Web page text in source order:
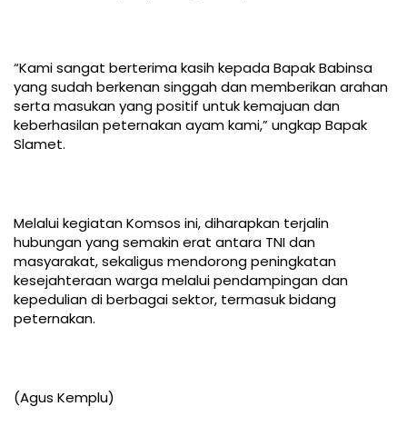
“Kami sangat berterima kasih kepada Bapak Babinsa
yang sudah berkenan singgah dan memberikan arahan
serta masukan yang positif untuk kemajuan dan
keberhasilan peternakan ayam kami,” ungkap Bapak
Slamet.
Melalui kegiatan Komsos ini, diharapkan terjalin
hubungan yang semakin erat antara TNI dan
masyarakat, sekaligus mendorong peningkatan
kesejahteraan warga melalui pendampingan dan
kepedulian di berbagai sektor, termasuk bidang
peternakan.
(Agus Kemplu)